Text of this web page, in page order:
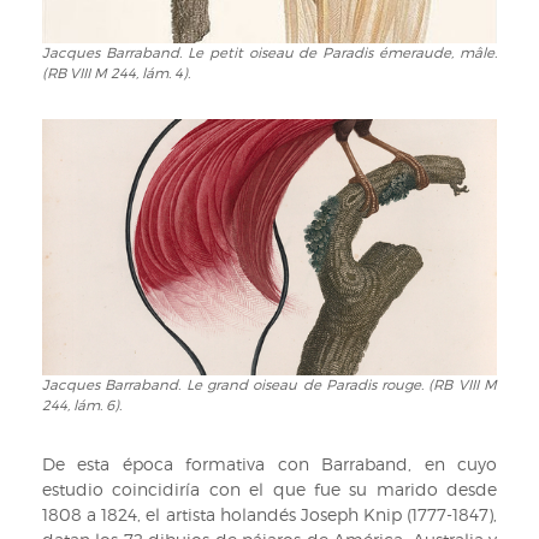
lám.
1).
Jacques
Barraband.
oiseau
émeraude,
mâle.
lám.
4).
Jacques Barraband. Le petit oiseau de Paradis émeraude, mâle.
(RB VIII M 244, lám. 4).
Jacques
Barraband.
grand
oiseau
de
Jacques Barraband. Le grand oiseau de Paradis rouge. (RB VIII M
244, lám. 6).
De esta época formativa con Barraband, en cuyo
estudio coincidiría con el que fue su marido desde
1808 a 1824, el artista holandés Joseph Knip (1777-1847),